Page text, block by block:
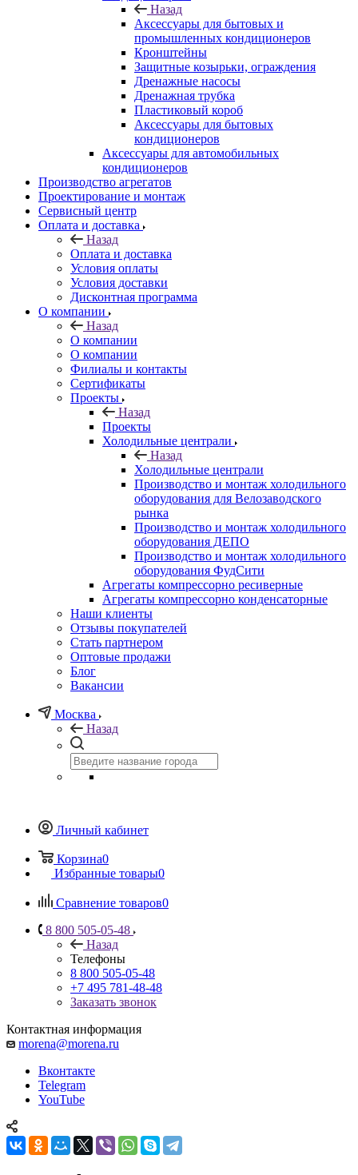
Назад
Аксессуары для бытовых и
промышленных кондиционеров
Кронштейны
Защитные козырьки, ограждения
Дренажные насосы
Дренажная трубка
Пластиковый короб
Аксессуары для бытовых
кондиционеров
Аксессуары для автомобильных
кондиционеров
Производство агрегатов
Проектирование и монтаж
Сервисный центр
Оплата и доставка
Назад
Оплата и доставка
Условия оплаты
Условия доставки
Дисконтная программа
О компании
Назад
О компании
О компании
Филиалы и контакты
Сертификаты
Проекты
Назад
Проекты
Холодильные централи
Назад
Холодильные централи
Производство и монтаж холодильного
оборудования для Велозаводского
рынка
Производство и монтаж холодильного
оборудования ДЕПО
Производство и монтаж холодильного
оборудования ФудСити
Агрегаты компрессорно ресиверные
Агрегаты компрессорно конденсаторные
Наши клиенты
Отзывы покупателей
Стать партнером
Оптовые продажи
Блог
Вакансии
Москва
Назад
Личный кабинет
Корзина0
Избранные товары0
Сравнение товаров0
8 800 505-05-48
Назад
Телефоны
8 800 505-05-48
+7 495 781-48-48
Заказать звонок
Контактная информация
morena@morena.ru
Вконтакте
Telegram
YouTube